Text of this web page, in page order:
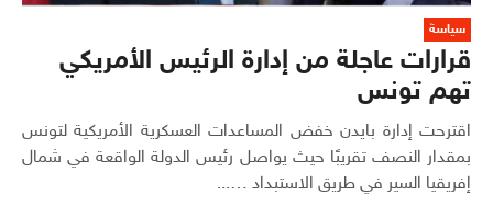
سياسة
قرارات عاجلة من إدارة الرئيس الأمريكي
تهم تونس
اقترحت إدارة بايدن خفض المساعدات العسكرية الأمريكية لتونس
بمقدار النصف تقريبًا حيث يواصل رئيس الدولة الواقعة في شمال
إفريقيا السير في طريق الاستبداد …...